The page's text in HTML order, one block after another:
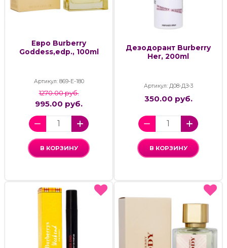
Евро Burberry
Goddess,edp., 100ml
Артикул: 869-Е-180
1270.00 руб.
995.00 руб.
В КОРЗИНУ
Дезодорант Burberry
Her, 200ml
Артикул: Д08-ДЗ-3
350.00 руб.
В КОРЗИНУ